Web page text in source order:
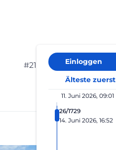
#21 Einloggen
Älteste zuerst
11. Juni 2026, 09:01
26/1729
14. Juni 2026, 16:52